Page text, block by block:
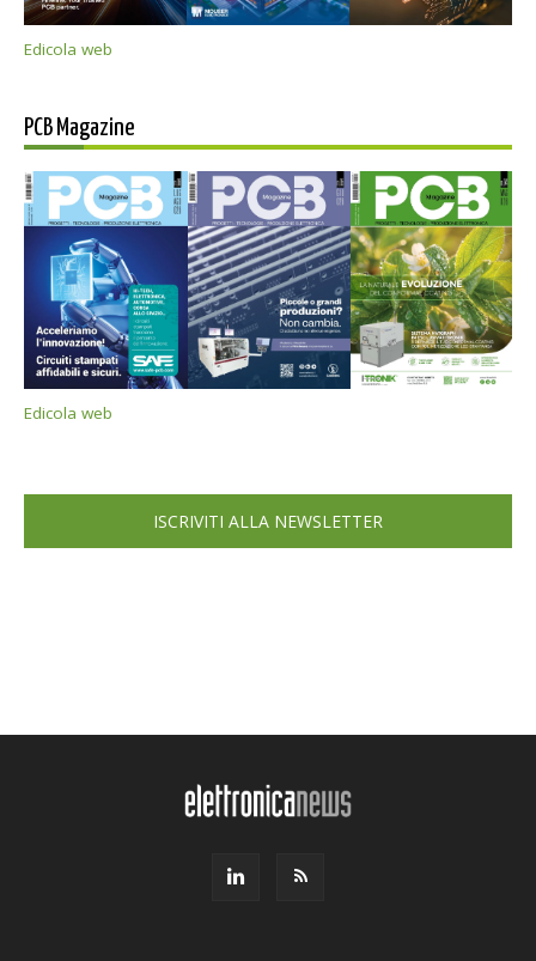
Edicola web
PCB Magazine
Edicola web
ISCRIVITI ALLA NEWSLETTER